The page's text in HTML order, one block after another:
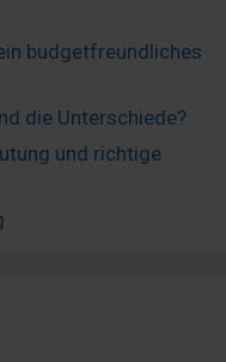
budgetfreundliches
die Unterschiede?
und richtige